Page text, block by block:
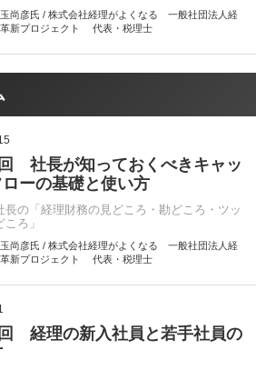
玉尚彦氏 / 株式会社経理がよくなる 一般社団法人経
新プロジェクト 代表・税理士
社長が知っておくべきキャッ
ローの基礎と使い方
長の「経理財務の見どころ・勘どころ・ツッ
ころ」
玉尚彦氏 / 株式会社経理がよくなる 一般社団法人経
新プロジェクト 代表・税理士
経理の新入社員と若手社員の